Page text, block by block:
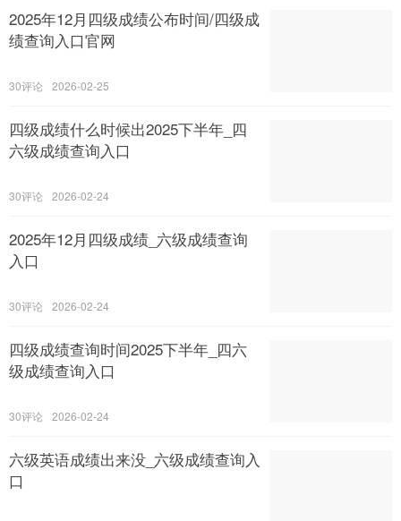
2025年12月四级成绩公布时间/四级成
绩查询入口官网
30 2026-02-25
四级成绩什么时候出2025下半年_四
六级成绩查询入口
30 2026-02-24
2025年12月四级成绩_六级成绩查询
入口
30 2026-02-24
四级成绩查询时间2025下半年_四六
级成绩查询入口
30 2026-02-24
六级英语成绩出来没_六级成绩查询入
口